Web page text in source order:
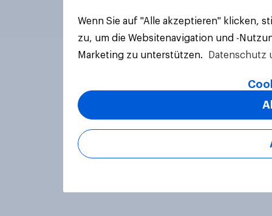
Wenn Sie auf "Alle akzeptieren" klicken,
zu, um die Websitenavigation und -
Marketing zu unterstützen.
Datenschutz